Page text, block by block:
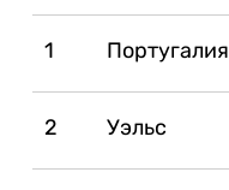
1 Португалия
2 Уэльс